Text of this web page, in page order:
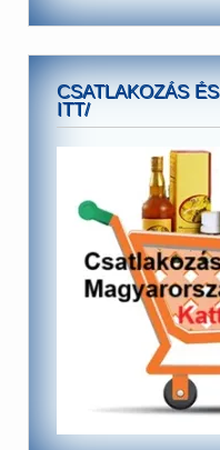
CSATLAKOZÁS
ITT/